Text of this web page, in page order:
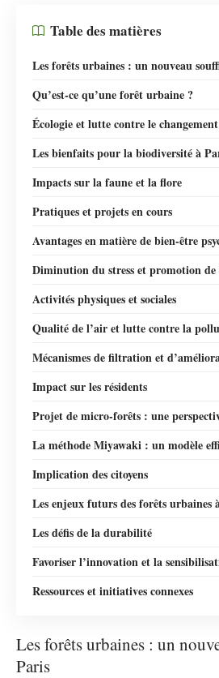
Table des matières
Les forêts urbaines : un nouveau
Qu’est-ce qu’une forêt urbaine ?
Écologie et lutte contre le
Les bienfaits pour la biodiversité à
Impacts sur la faune et la flore
Pratiques et projets en cours
Avantages en matière de bien-être
Diminution du stress et promotion de
Activités physiques et sociales
Qualité de l’air et lutte contre la
Mécanismes de filtration et
Impact sur les résidents
Projet de micro-forêts : une
La méthode Miyawaki : un modèle
Implication des citoyens
Les enjeux futurs des forêts urbaines
Les défis de la durabilité
Favoriser l’innovation et la
Ressources et initiatives connexes
Les forêts urbaines : un
Paris